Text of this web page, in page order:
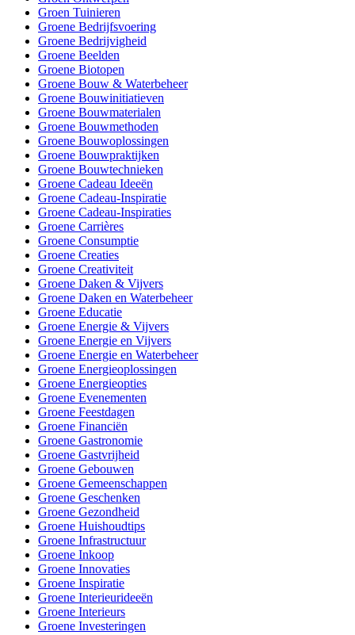
Groen Tuinieren
Groene Bedrijfsvoering
Groene Bedrijvigheid
Groene Beelden
Groene Biotopen
Groene Bouw & Waterbeheer
Groene Bouwinitiatieven
Groene Bouwmaterialen
Groene Bouwmethoden
Groene Bouwoplossingen
Groene Bouwpraktijken
Groene Bouwtechnieken
Groene Cadeau Ideeën
Groene Cadeau-Inspiratie
Groene Cadeau-Inspiraties
Groene Carrières
Groene Consumptie
Groene Creaties
Groene Creativiteit
Groene Daken & Vijvers
Groene Daken en Waterbeheer
Groene Educatie
Groene Energie & Vijvers
Groene Energie en Vijvers
Groene Energie en Waterbeheer
Groene Energieoplossingen
Groene Energieopties
Groene Evenementen
Groene Feestdagen
Groene Financiën
Groene Gastronomie
Groene Gastvrijheid
Groene Gebouwen
Groene Gemeenschappen
Groene Geschenken
Groene Gezondheid
Groene Huishoudtips
Groene Infrastructuur
Groene Inkoop
Groene Innovaties
Groene Inspiratie
Groene Interieurideeën
Groene Interieurs
Groene Investeringen